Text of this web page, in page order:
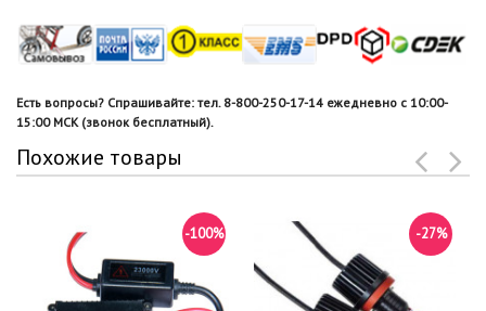
Есть вопросы? Спрашивайте: тел. 8-800-250-17-14 ежедневно с 10:00-
15:00 МСК (звонок бесплатный).
Похожие товары
-100% -27%